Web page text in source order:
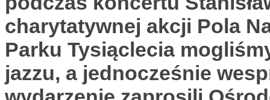
charytatywnej akcji Pola
Parku Tysiąclecia
jazzu, a jednocześnie